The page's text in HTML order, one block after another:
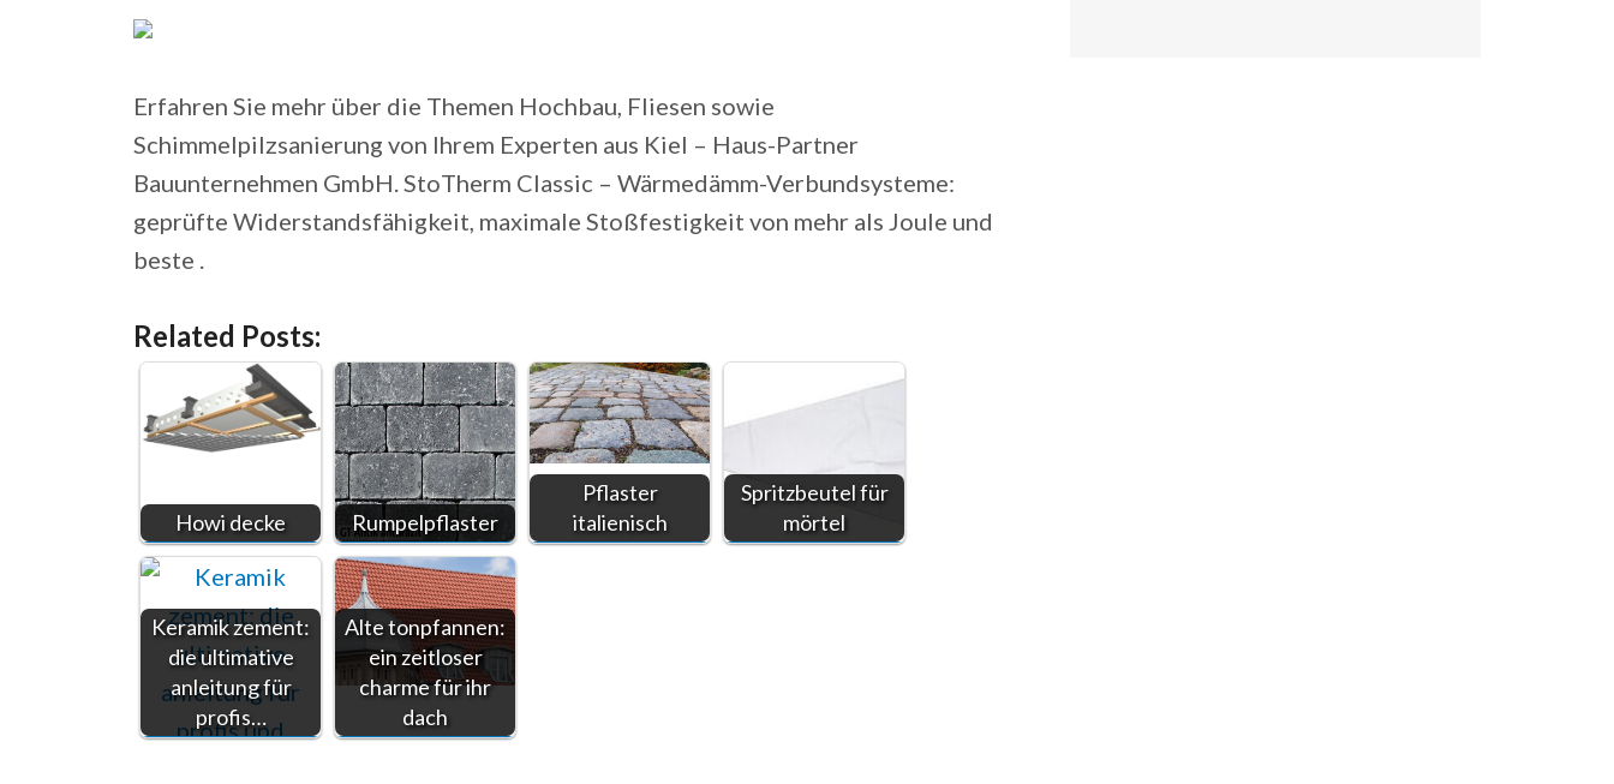
Erfahren Sie mehr über die Themen Hochbau, Fliesen sowie
Schimmelpilzsanierung von Ihrem Experten aus Kiel – Haus-Partner
Bauunternehmen GmbH. StoTherm Classic – Wärmedämm-Verbundsysteme:
geprüfte Widerstandsfähigkeit, maximale Stoßfestigkeit von mehr als Joule und
beste .
Related Posts:
Howi decke Rumpelpflaster
Pflaster
italienisch
Spritzbeutel für
mörtel
Keramik zement:
die ultimative
anleitung für
profis…
Alte tonpfannen:
ein zeitloser
charme für ihr
dach